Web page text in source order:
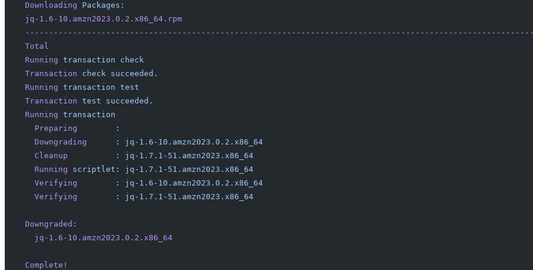
Downloading Packages:
jq-1.6-10.amzn2023.0.2.x86_64.rpm
Total
Running transaction check
Transaction check succeeded.
Running transaction test
Transaction test succeeded.
Running transaction
  Preparing
        :
  Downgrading
      :
jq-1.6-10.amzn2023.0.2.x86_64
  Cleanup
          :
jq-1.7.1-51.amzn2023.x86_64
  Running
scriptlet: jq-1.7.1-51.amzn2023.x86_64
  Verifying
        :
jq-1.6-10.amzn2023.0.2.x86_64
  Verifying
        :
jq-1.7.1-51.amzn2023.x86_64
Downgraded:
  jq-1.6-10.amzn2023.0.2.x86_64
Complete!